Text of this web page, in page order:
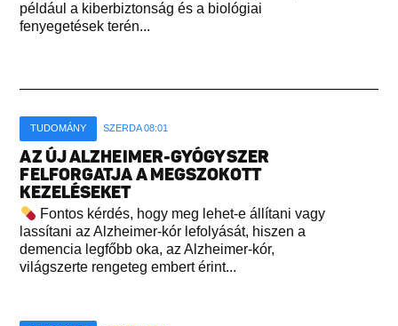
például a kiberbiztonság és a biológiai
fenyegetések terén...
TUDOMÁNY SZERDA 08:01
AZ ÚJ ALZHEIMER-GYÓGYSZER
FELFORGATJA A MEGSZOKOTT
KEZELÉSEKET
Fontos kérdés, hogy meg lehet-e állítani vagy
lassítani az Alzheimer-kór lefolyását, hiszen a
demencia legfőbb oka, az Alzheimer-kór,
világszerte rengeteg embert érint...